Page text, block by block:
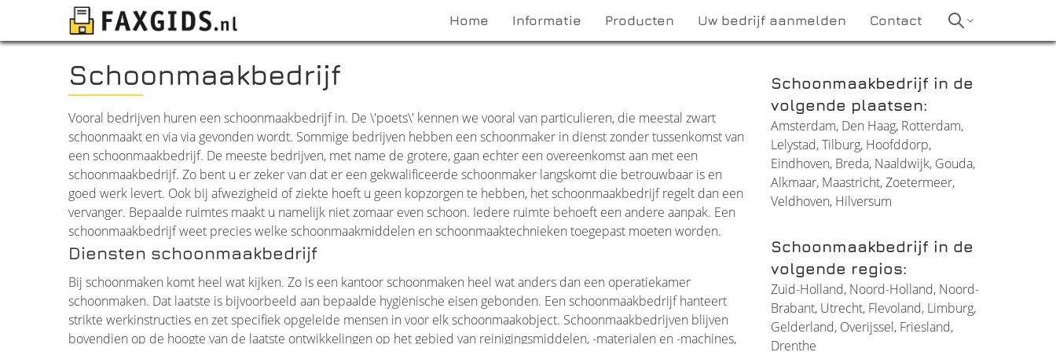
Home Informatie Producten Uw bedrijf aanmelden Contact
Schoonmaakbedrijf
Vooral bedrijven huren een schoonmaakbedrijf in. De \'poets\' kennen we vooral van particulieren, die meestal zwart
schoonmaakt en via via gevonden wordt. Sommige bedrijven hebben een schoonmaker in dienst zonder tussenkomst van
een schoonmaakbedrijf. De meeste bedrijven, met name de grotere, gaan echter een overeenkomst aan met een
schoonmaakbedrijf. Zo bent u er zeker van dat er een gekwalificeerde schoonmaker langskomt die betrouwbaar is en
goed werk levert. Ook bij afwezigheid of ziekte hoeft u geen kopzorgen te hebben, het schoonmaakbedrijf regelt dan een
vervanger. Bepaalde ruimtes maakt u namelijk niet zomaar even schoon. Iedere ruimte behoeft een andere aanpak. Een
schoonmaakbedrijf weet precies welke schoonmaakmiddelen en schoonmaaktechnieken toegepast moeten worden.
Diensten schoonmaakbedrijf
Bij schoonmaken komt heel wat kijken. Zo is een kantoor schoonmaken heel wat anders dan een operatiekamer
schoonmaken. Dat laatste is bijvoorbeeld aan bepaalde hygiënische eisen gebonden. Een schoonmaakbedrijf hanteert
strikte werkinstructies en zet specifiek opgeleide mensen in voor elk schoonmaakobject. Schoonmaakbedrijven blijven
bovendien op de hoogte van de laatste ontwikkelingen op het gebied van reinigingsmiddelen, -materialen en -machines,
Schoonmaakbedrijf in de
volgende plaatsen:
Amsterdam, Den Haag, Rotterdam,
Lelystad,Tilburg, Hoofddorp,
Eindhoven, Breda, Naaldwijk, Gouda,
Alkmaar, Maastricht,Zoetermeer,
Veldhoven, Hilversum
Schoonmaakbedrijf in de
volgende regios:
Zuid-Holland, Noord-Holland, Noord-
Brabant, Utrecht, Flevoland, Limburg,
Gelderland, Overijssel, Friesland,
Drenthe